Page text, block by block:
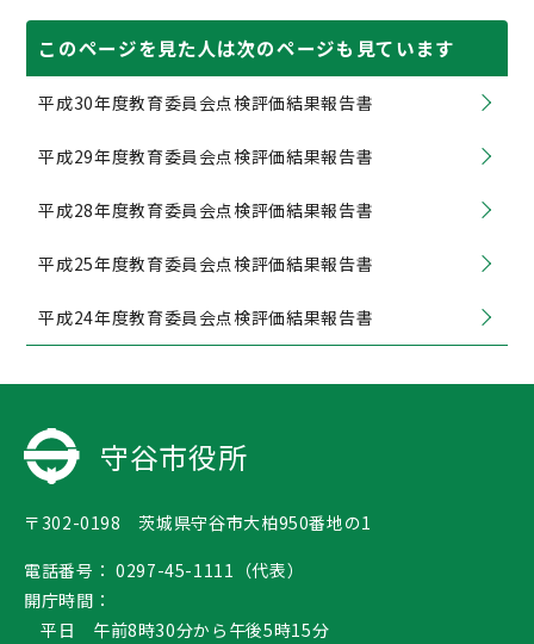
このページを見た人は次のページも見ています
平成30年度教育委員会点検評価結果報告書
平成29年度教育委員会点検評価結果報告書
平成28年度教育委員会点検評価結果報告書
平成25年度教育委員会点検評価結果報告書
平成24年度教育委員会点検評価結果報告書
守谷市役所
〒302-0198 茨城県守谷市大柏950番地の1
電話番号： 0297-45-1111（代表）
開庁時間：
平日 午前8時30分から午後5時15分